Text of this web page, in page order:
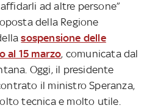
ad altre persone”
della Regione
sospensione delle
al 15 marzo, comunicata dal
Oggi, il presidente
il ministro Speranza,
tecnica e molto utile.